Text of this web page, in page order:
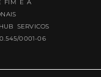
FIM E A
SERVICOS
0001-06